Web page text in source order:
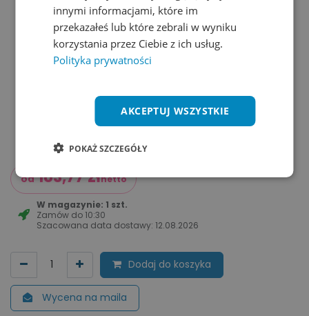
od 183,77złnetto
W magazynie: 1 szt.
Zamów do 10:30
Szacowana data dostawy: 12.08.2026
Dodaj do koszyka
Wycena na maila
innymi informacjami, które im
przekazałeś lub które zebrali w wyniku
korzystania przez Ciebie z ich usług.
Polityka prywatności
AKCEPTUJ WSZYSTKIE
POKAŻ SZCZEGÓŁY